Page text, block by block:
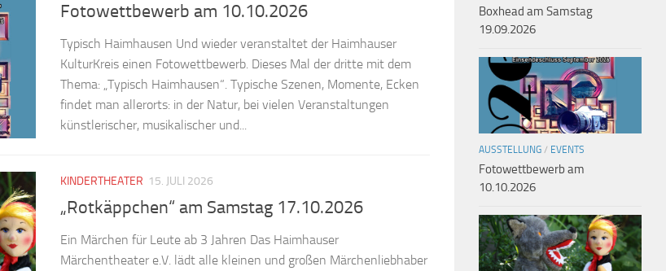
Fotowettbewerb am 10.10.2026
Typisch Haimhausen Und wieder veranstaltet der Haimhauser
KulturKreis einen Fotowettbewerb. Dieses Mal der dritte mit dem
Thema: „Typisch Haimhausen“. Typische Szenen, Momente, Ecken
findet man allerorts: in der Natur, bei vielen Veranstaltungen
künstlerischer, musikalischer und...
KINDERTHEATER 15. JULI 2026
„Rotkäppchen“ am Samstag 17.10.2026
Ein Märchen für Leute ab 3 Jahren Das Haimhauser
Märchentheater e.V. lädt alle kleinen und großen Märchenliebhaber
Boxhead am Samstag
19.09.2026
AUSSTELLUNG / EVENTS
Fotowettbewerb am
10.10.2026